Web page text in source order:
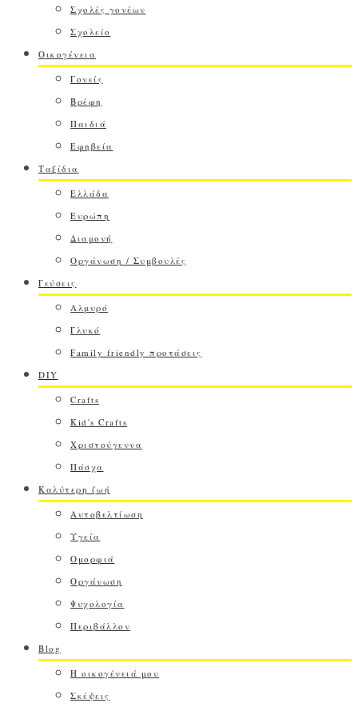
Σχολές γονέων
Σχολείο
Οικογένεια
Γονείς
Βρέφη
Παιδιά
Εφηβεία
Ταξίδια
Ελλάδα
Ευρώπη
Διαμονή
Οργάνωση / Συμβουλές
Γεύσεις
Αλμυρό
Γλυκό
Family friendly προτάσεις
DIY
Crafts
Kid's Crafts
Χριστούγεννα
Πάσχα
Καλύτερη ζωή
Αυτοβελτίωση
Υγεία
Ομορφιά
Οργάνωση
Ψυχολογία
Περιβάλλον
Blog
Η οικογένειά μου
Σκέψεις